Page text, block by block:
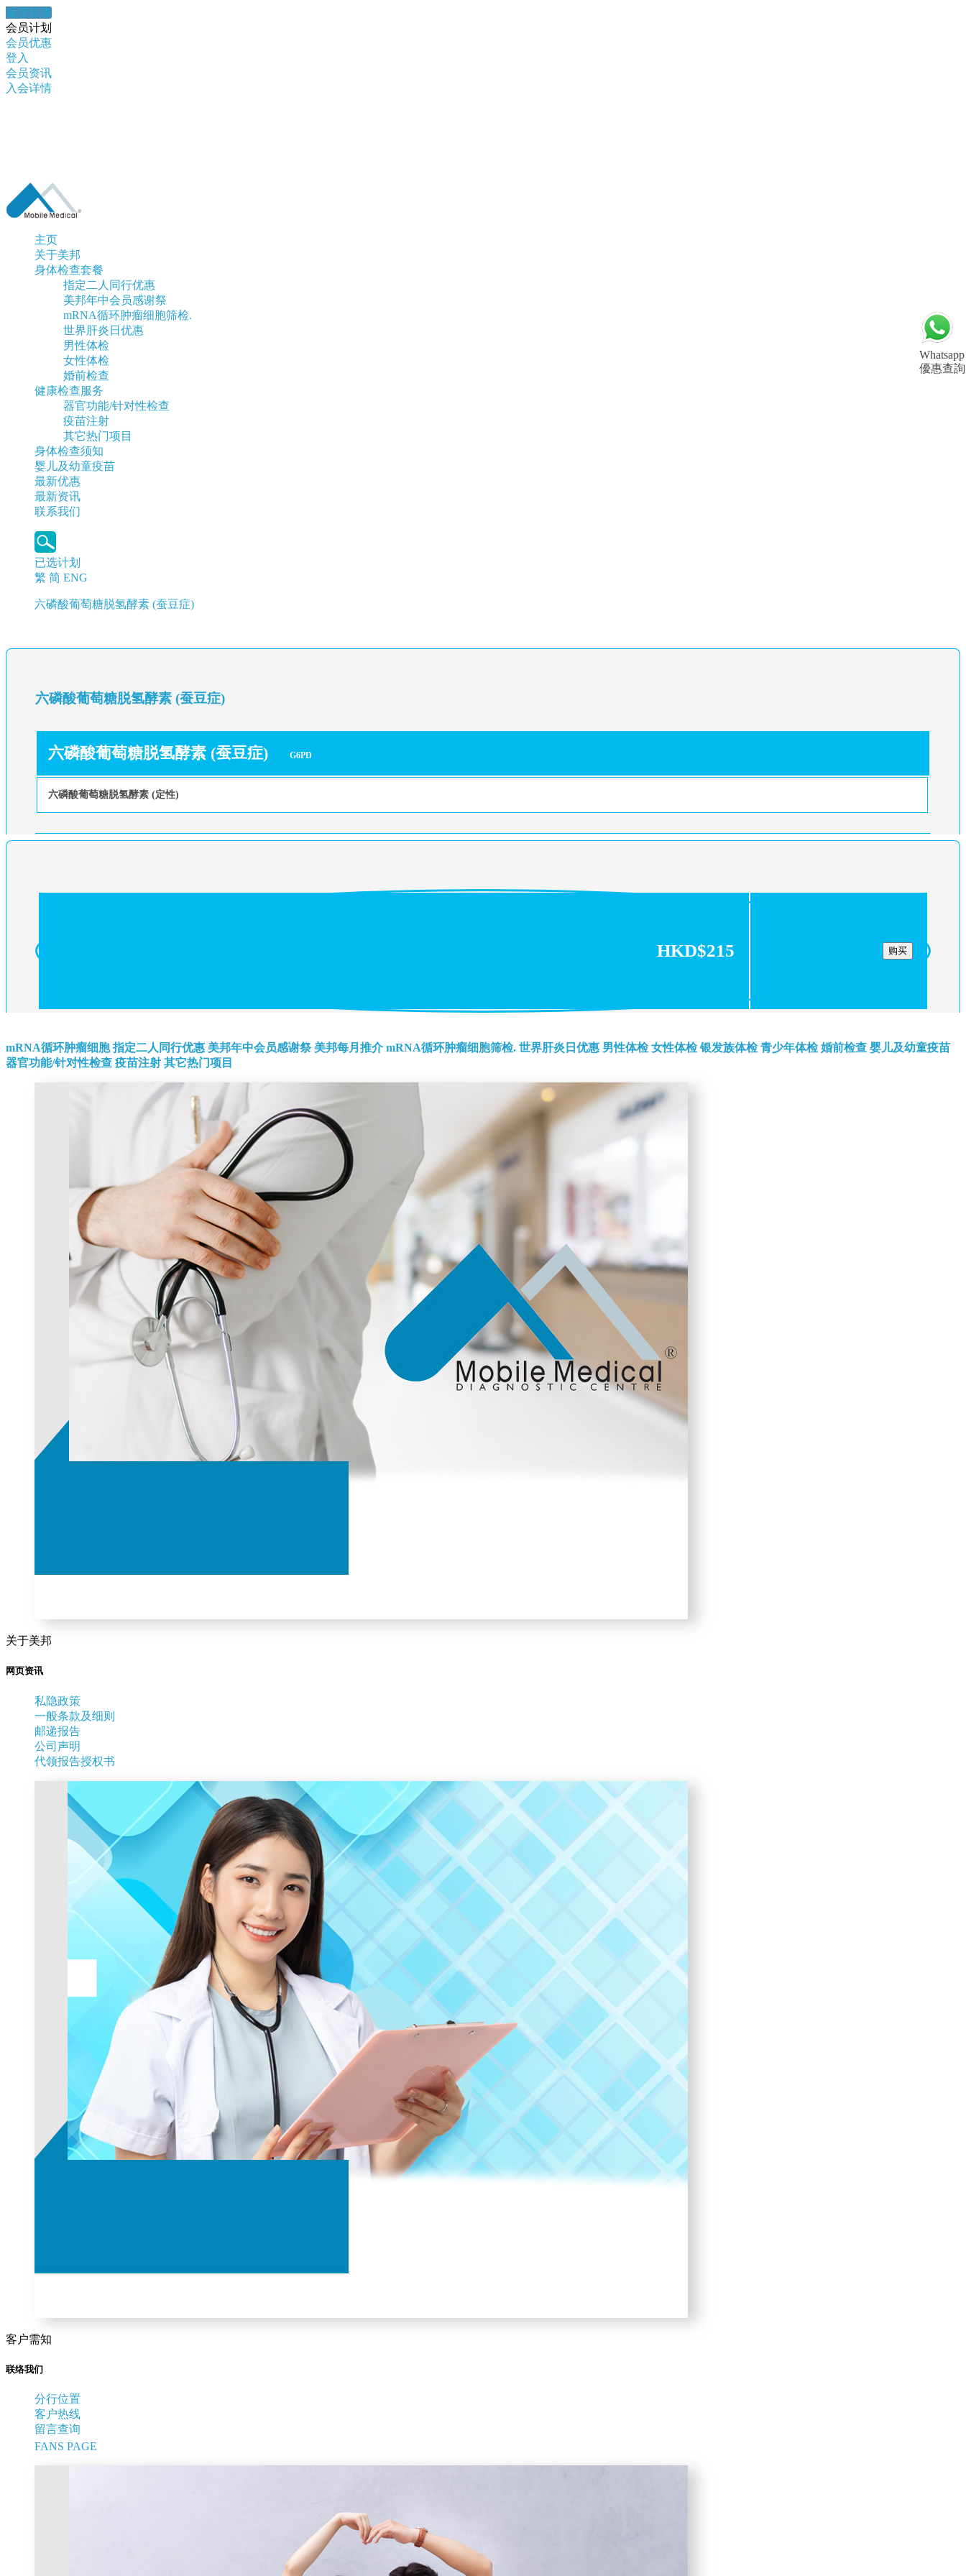
健康錦囊
会员计划
会员优惠
登入
会员资讯
入会详情
主页
关于美邦
身体检查套餐
指定二人同行优惠
美邦年中会员感谢祭
mRNA循环肿瘤细胞筛检.
世界肝炎日优惠
男性体检
女性体检
婚前检查
健康检查服务
器官功能/针对性检查
疫苗注射
其它热门项目
身体检查须知
婴儿及幼童疫苗
最新优惠
最新资讯
联系我们
已选计划
繁 简 ENG
Whatsapp
優惠查詢
六磷酸葡萄糖脱氢酵素 (蚕豆症)
六磷酸葡萄糖脱氢酵素 (蚕豆症)
六磷酸葡萄糖脱氢酵素 (蚕豆症) G6PD
六磷酸葡萄糖脱氢酵素 (定性)
HKD$215 购买
mRNA循环肿瘤细胞 指定二人同行优惠 美邦年中会员感谢祭 美邦每月推介 mRNA循环肿瘤细胞筛检. 世界肝炎日优惠 男性体检 女性体检 银发族体检 青少年体检 婚前检查 婴儿及幼童疫苗
器官功能/针对性检查 疫苗注射 其它热门项目
关于美邦
网页资讯
私隐政策
一般条款及细则
邮递报告
公司声明
代领报告授权书
客户需知
联络我们
分行位置
客户热线
留言查询
FANS PAGE